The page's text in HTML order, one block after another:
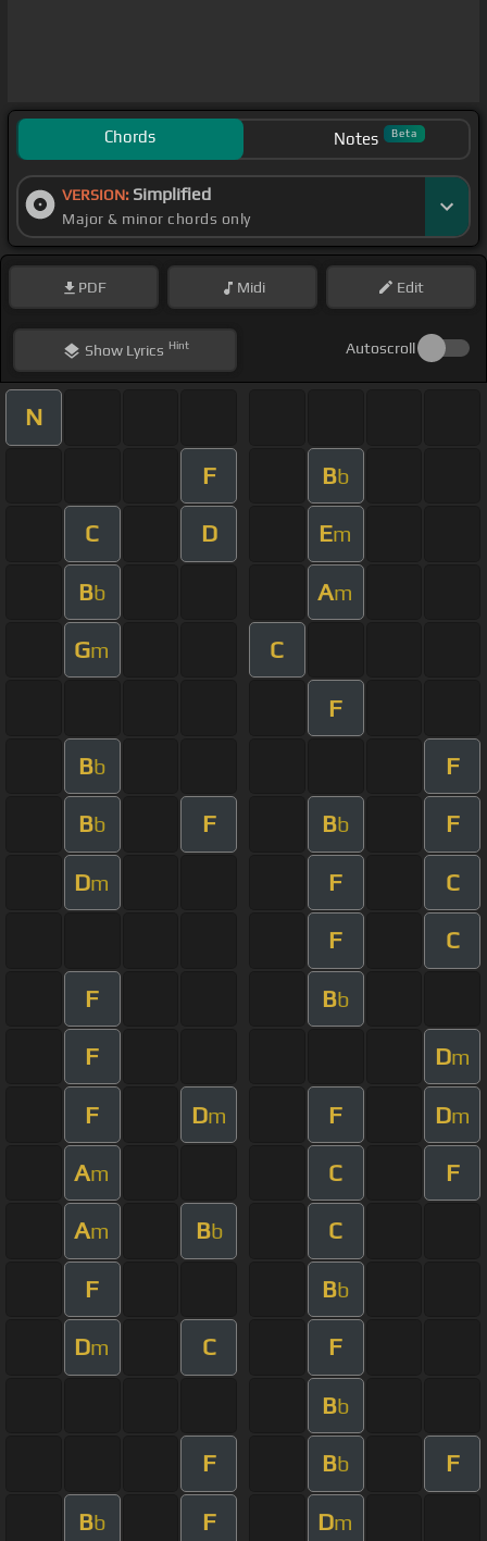
Chords Notes Beta
VERSION: Simplified
Major & minor chords only
PDF Midi Edit
ShowLyrics Hint Autoscroll
N
F Bb
C D Em
Bb Am
Gm C
F
Bb F
Bb F Bb F
Dm F C
F C
F Bb
F Dm
F Dm F Dm
Am C F
Am Bb C
F Bb
Dm C F
Bb
F Bb F
Bb F Dm